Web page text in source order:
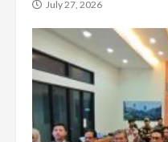
July 27, 2026